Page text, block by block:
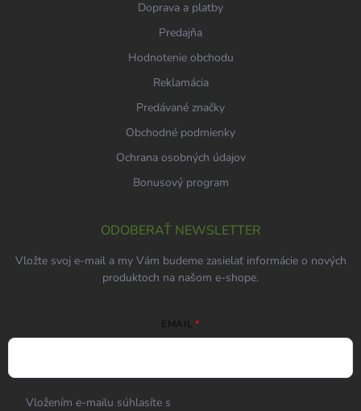
Doprava a platby
Predajňa
Hodnotenie obchodu
Reklamácia
Predávané značky
Obchodné podmienky
Ochrana osobných údajov
Bonusový program
ODOBERAŤ NEWSLETTER
Vložte svoj e-mail a my Vám budeme zasielať informácie o nových
produktoch na našom e-shope.
EMAIL
Vložením e-mailu súhlasíte s